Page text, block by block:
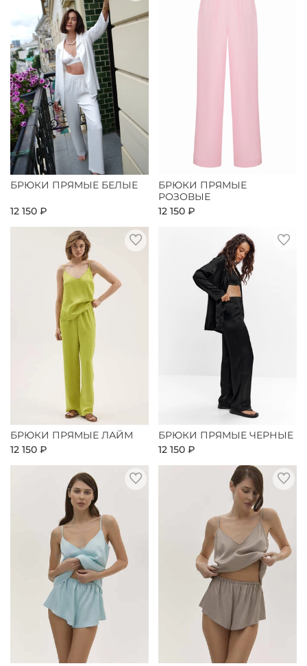
БРЮКИ ПРЯМЫЕ БЕЛЫЕ
12 150 ₽
БРЮКИ ПРЯМЫЕ
РОЗОВЫЕ
12 150 ₽
БРЮКИ ПРЯМЫЕ ЛАЙМ
12 150 ₽
БРЮКИ ПРЯМЫЕ ЧЕРНЫЕ
12 150 ₽